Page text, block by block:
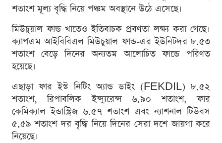
শতাংশ মূল্য বৃদ্ধি নিয়ে পঞ্চম অবস্থানে উঠে এসেছে।
মিউচুয়াল ফান্ড খাতেও ইতিবাচক প্রবণতা লক্ষ্য করা গেছে।
ক্যাপএম আইবিবিএল মিউচুয়াল ফান্ড-এর ইউনিটদর ৮.৫৩
শতাংশ বেড়ে দিনের অন্যতম আলোচিত ফান্ডে পরিণত
হয়েছে।
এছাড়া ফার ইস্ট নিটিং অ্যান্ড ডাইং (FEKDIL) ৮.৫২
শতাংশ, রিপাবলিক ইন্স্যুরেন্স ৬.৯০ শতাংশ, ফার
কেমিক্যাল ইন্ডাস্ট্রিজ ৬.৫৭ শতাংশ এবং ন্যাশনাল টিউবস
৫.৫৯ শতাংশ দর বৃদ্ধি নিয়ে দিনের সেরা দশে জায়গা করে
নিয়েছে।